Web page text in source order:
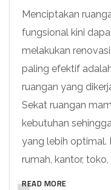
Menciptakan
fungsional kini
melakukan
paling efektif
ruangan yang
Sekat ruangan
kebutuhan
yang lebih optimal.
rumah, kantor, toko,
READ MORE